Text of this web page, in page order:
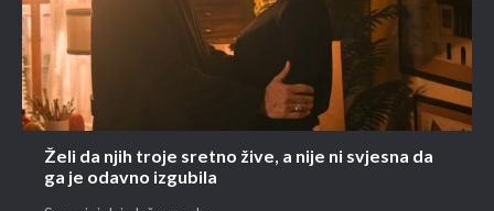
Želi da njih troje sretno žive, a nije ni svjesna da
ga je odavno izgubila